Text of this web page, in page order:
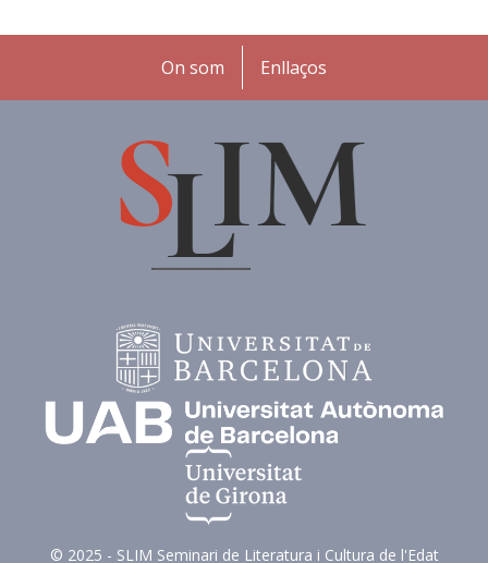
Peu
On som Enllaços
© 2025 - SLIM Seminari de Literatura i Cultura de l'Edat